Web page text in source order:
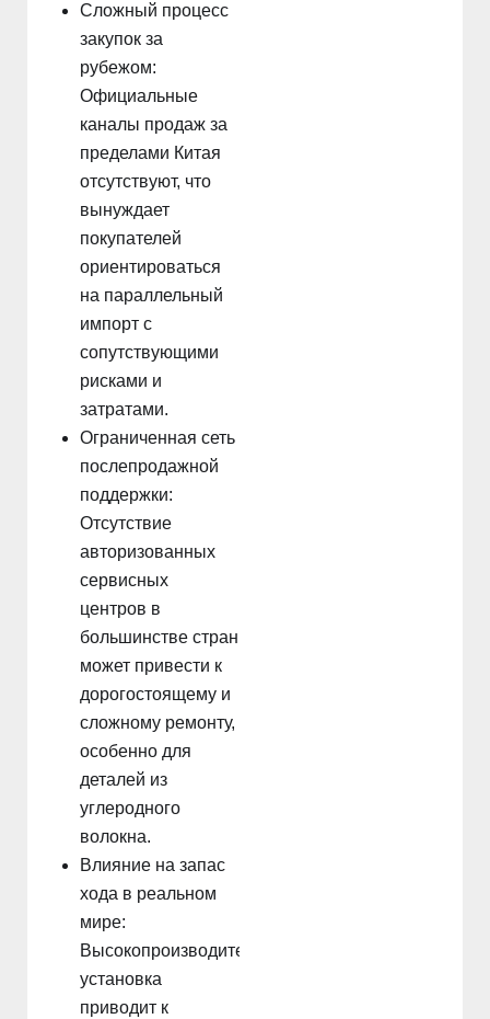
Сложный процесс
закупок за
рубежом:
Официальные
каналы продаж за
пределами Китая
отсутствуют, что
вынуждает
покупателей
ориентироваться
на параллельный
импорт с
сопутствующими
рисками и
затратами.
Ограниченная сеть
послепродажной
поддержки:
Отсутствие
авторизованных
сервисных
центров в
большинстве стран
может привести к
дорогостоящему и
сложному ремонту,
особенно для
деталей из
углеродного
волокна.
Влияние на запас
хода в реальном
мире:
Высокопроизводительная
установка
приводит к